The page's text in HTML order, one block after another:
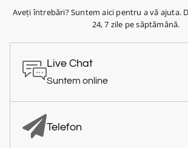
Aveți întrebări? Suntem aici pentru a vă ajuta.
24, 7 zile pe săptămână.
Live Chat
Suntem online
Telefon